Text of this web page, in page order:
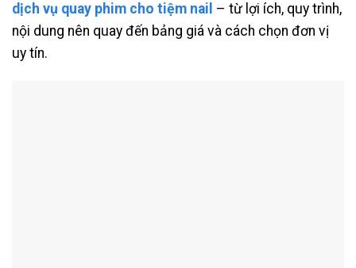
dịch vụ quay phim cho tiệm nail – từ lợi ích, quy trình,
nội dung nên quay đến bảng giá và cách chọn đơn vị
uy tín.